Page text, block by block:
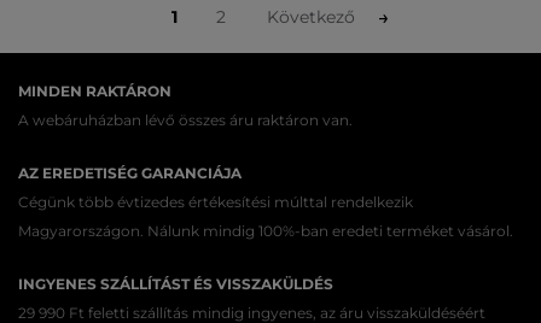
1 2 Következő
MINDEN RAKTÁRON
A webáruházban lévő összes áru raktáron van.
AZ EREDETISÉG GARANCIÁJA
Cégünk több évtizedes értékesítési múlttal rendelkezik
Magyarországon. Nálunk mindig 100%-ban eredeti terméket vásárol.
INGYENES SZÁLLÍTÁST ÉS VISSZAKÜLDÉS
29 990 Ft feletti szállítás mindig ingyenes, az áru visszaküldéséért